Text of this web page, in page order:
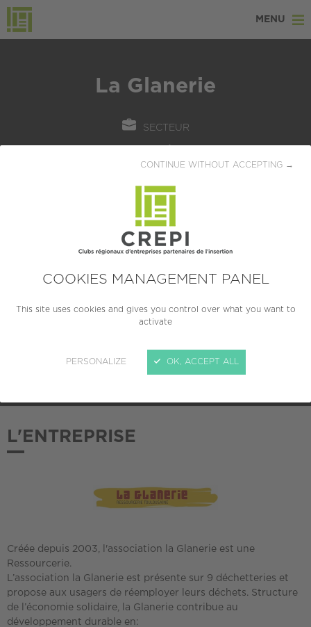
COOKIES MANAGEMENT PANEL
This site uses cookies and gives you control over what you want to
activate
PERSONALIZE
CONTINUE WITHOUT ACCEPTING →
OK, ACCEPT ALL
MENU
La Glanerie
SECTEUR
CRÉATION
2003
PME (10 à 249 salariés)
2019
L'ENTREPRISE
Créée depuis 2003, l'association la Glanerie est une
Ressourcerie.
L’association la Glanerie est présente sur 9 déchetteries et
propose aux usagers de réemployer leurs déchets. Structure
de l’économie solidaire, la Glanerie contribue au
développement durable en: